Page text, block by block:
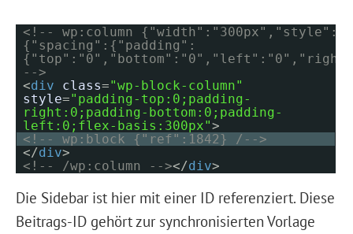
<!-- wp:column {"width":"300px","style":
{"spacing":{"padding":
-->
<div class="wp-block-column"
style="padding-top:0;padding-
right:0;padding-bottom:0;padding-
left:0;flex-basis:300px">
<!-- wp:block {"ref":1842} /-->
</div>
<!-- /wp:column --></div>
Die Sidebar ist hier mit einer ID referenziert. Diese
Beitrags-ID gehört zur synchronisierten Vorlage